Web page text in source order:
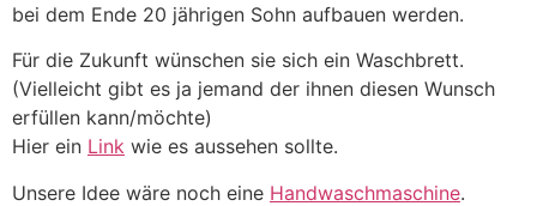
bei dem Ende 20 jährigen Sohn aufbauen werden.
Für die Zukunft wünschen sie sich ein Waschbrett.
(Vielleicht gibt es ja jemand der ihnen diesen Wunsch
erfüllen kann/möchte)
Hier ein Link wie es aussehen sollte.
Unsere Idee wäre noch eine Handwaschmaschine.